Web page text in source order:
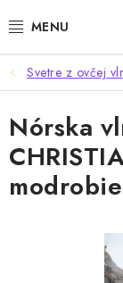
na
AKCIE
OBLEČENIE Z
OBUV
SAUNA A
Svetre z ovčej
Nórska